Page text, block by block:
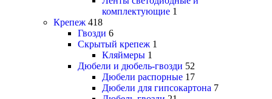
комплектующие 1
Крепеж 418
Гвозди 6
Скрытый крепеж 1
Кляймеры 1
Дюбели и дюбель-гвозди 52
Дюбели распорные 17
Дюбели для гипсокартона 7